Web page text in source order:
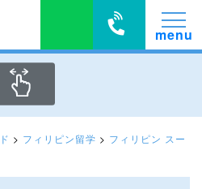
> フィリピン留学 > フィリピン スー